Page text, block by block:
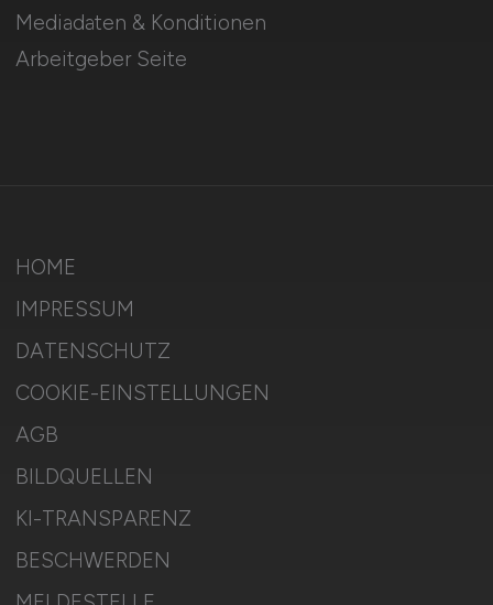
Mediadaten & Konditionen
Arbeitgeber Seite
HOME
IMPRESSUM
DATENSCHUTZ
COOKIE-EINSTELLUNGEN
AGB
BILDQUELLEN
KI-TRANSPARENZ
BESCHWERDEN